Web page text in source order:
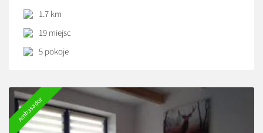
wycieczek pieszych, rowerowych oraz kajakowych.
Gospodarstwo otoczone jest lasem, górami oraz
przepięknym przełomem rzeki Kamiennej wzdłuż którego
można podziwiać liczne wywierzyska. To raj dla osób,
1.7 km
19 miejsc
5 pokoje
Ambasador